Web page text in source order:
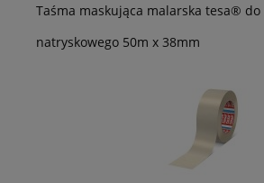
Taśma maskująca malarska tesa®
natryskowego 50m x 38mm